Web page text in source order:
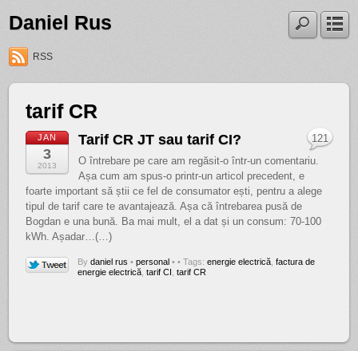
Daniel Rus
RSS
tarif CR
JAN
3
2013
Tarif CR JT sau tarif CI?
O întrebare pe care am regăsit-o într-un comentariu.
Așa cum am spus-o printr-un articol precedent, e
foarte important să știi ce fel de consumator ești, pentru a alege
tipul de tarif care te avantajează. Așa că întrebarea pusă de
Bogdan e una bună. Ba mai mult, el a dat și un consum: 70-100
kWh. Așadar…(…)
Bydaniel rus • personal •
121
• Tags:energie electrică ,factura de
energie electrică ,tarif CI ,tarif CR